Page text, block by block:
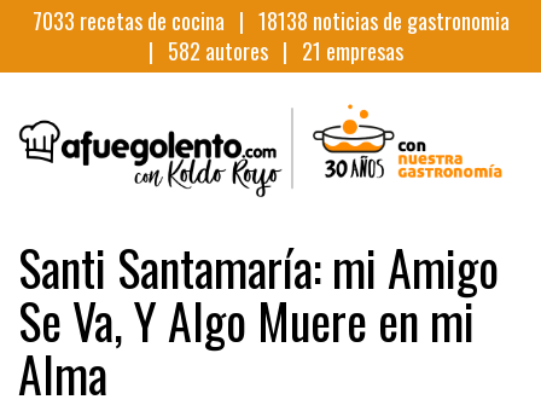
7033 recetas de cocina | 18138 noticias de gastronomia
| 582 autores | 21 empresas
Santi Santamaría: mi Amigo
Se Va, Y Algo Muere en mi
Alma